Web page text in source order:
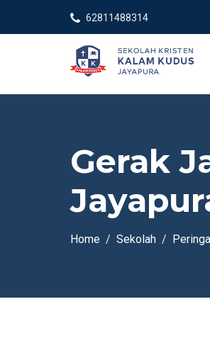
62811488314
Gerak
Home Sekolah